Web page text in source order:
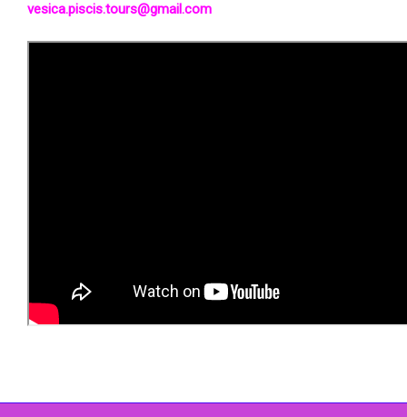
vesica.piscis.tours@gmail.com